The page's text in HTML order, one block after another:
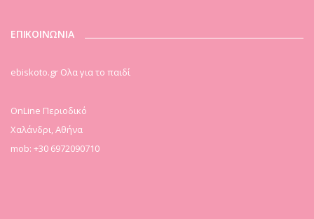
ΕΠΙΚΟΙΝΩΝΙΑ
ebiskoto.gr Ολα για το παιδί
OnLine Περιοδικό
Χαλάνδρι, Αθήνα
mob: +30 6972090710